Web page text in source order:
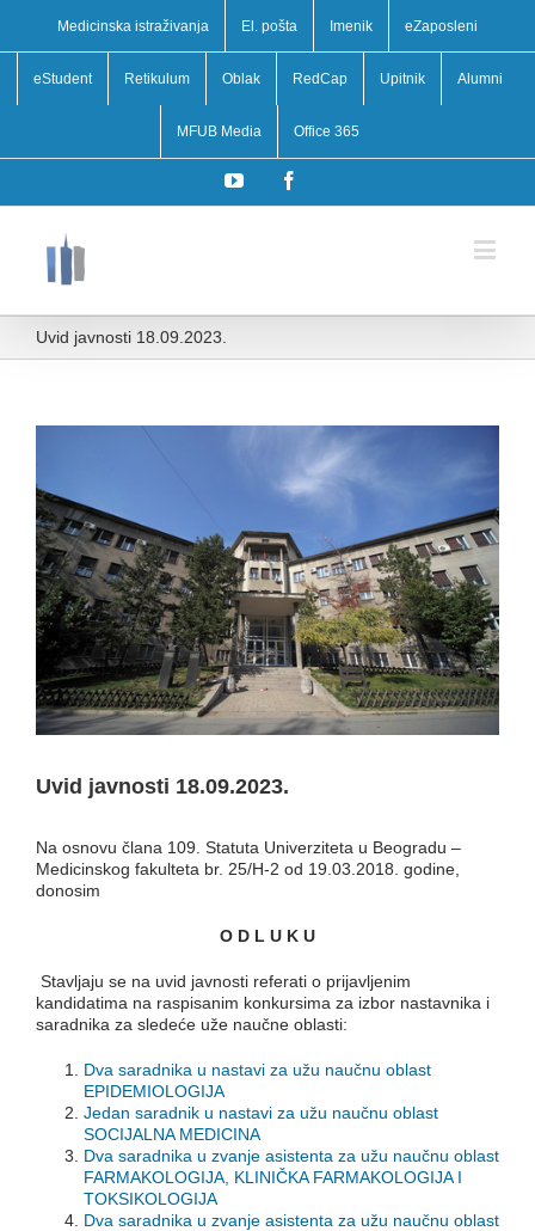
Medicinska istraživanja El. pošta Imenik eZaposleni
eStudent Retikulum Oblak RedCap Upitnik Alumni
MFUB Media Office 365
YouTube
Uvid javnosti 18.09.2023.
Uvid javnosti 18.09.2023.
Na osnovu člana 109. Statuta Univerziteta u Beogradu –
Medicinskog fakulteta br. 25/H-2 od 19.03.2018. godine,
donosim
O D L U K U
Stavljaju se na uvid javnosti referati o prijavljenim
kandidatima na raspisanim konkursima za izbor nastavnika i
saradnika za sledeće uže naučne oblasti:
Dva saradnika u nastavi za užu naučnu oblast
EPIDEMIOLOGIJA
Jedan saradnik u nastavi za užu naučnu oblast
SOCIJALNA MEDICINA
Dva saradnika u zvanje asistenta za užu naučnu oblast
FARMAKOLOGIJA, KLINIČKA FARMAKOLOGIJA I
TOKSIKOLOGIJA
Dva saradnika u zvanje asistenta za užu naučnu oblast